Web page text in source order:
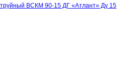
ВСКМ 90-15 ДГ «Атлант» Ду 15